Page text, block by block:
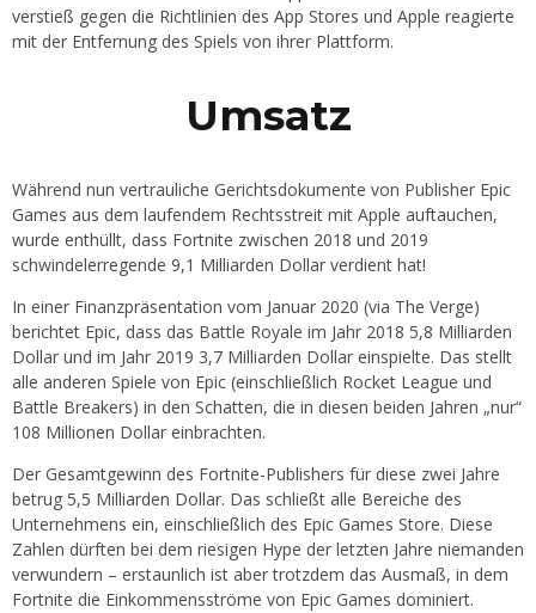
verstieß gegen die Richtlinien des App Stores und Apple reagierte
mit der Entfernung des Spiels von ihrer Plattform.
Umsatz
Während nun vertrauliche Gerichtsdokumente von Publisher Epic
Games aus dem laufendem Rechtsstreit mit Apple auftauchen,
wurde enthüllt, dass Fortnite zwischen 2018 und 2019
schwindelerregende 9,1 Milliarden Dollar verdient hat!
In einer Finanzpräsentation vom Januar 2020 (via The Verge)
berichtet Epic, dass das Battle Royale im Jahr 2018 5,8 Milliarden
Dollar und im Jahr 2019 3,7 Milliarden Dollar einspielte. Das stellt
alle anderen Spiele von Epic (einschließlich Rocket League und
Battle Breakers) in den Schatten, die in diesen beiden Jahren „nur“
108 Millionen Dollar einbrachten.
Der Gesamtgewinn des Fortnite-Publishers für diese zwei Jahre
betrug 5,5 Milliarden Dollar. Das schließt alle Bereiche des
Unternehmens ein, einschließlich des Epic Games Store. Diese
Zahlen dürften bei dem riesigen Hype der letzten Jahre niemanden
verwundern – erstaunlich ist aber trotzdem das Ausmaß, in dem
Fortnite die Einkommensströme von Epic Games dominiert.